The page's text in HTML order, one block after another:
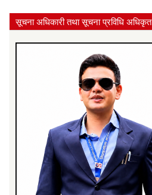
सूचना अधिकारी तथा सूचना प्रविधि अधिकृत